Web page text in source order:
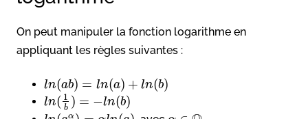
On peut manipuler la fonction logarithme en
appliquant les règles suivantes :
ln(ab) = ln(a) + ln(b)
ln( 1
b ) = −ln(b)
α